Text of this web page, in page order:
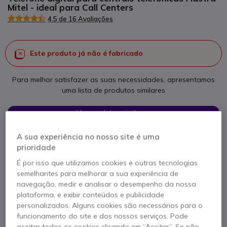
Mitel - ideal para Call Centers
4.5 de 16 Avaliações
Este produto já não é fabricado
Para melhor satisfazer as suas necessidades, apresentamos
uma lista de produtos similares
Ver produtos similares
Contacte os nossos peritos -
800 780 300
F.A.Q Live Chat
A sua experiência no nosso site é uma
prioridade
É por isso que utilizamos cookies e outras tecnologias
semelhantes para melhorar a sua experiência de
navegação, medir e analisar o desempenho da nossa
plataforma, e exibir conteúdos e publicidade
personalizados. Alguns cookies são necessários para o
funcionamento do site e dos nossos serviços. Pode